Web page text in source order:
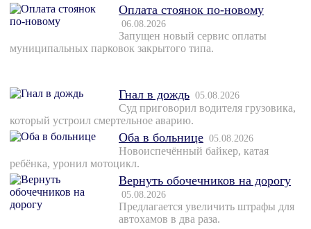
Оплата стоянок по-новому
06.08.2026
Запущен новый сервис оплаты
муниципальных парковок закрытого типа.
Гнал в дождь 05.08.2026
Суд приговорил водителя грузовика,
который устроил смертельное аварию.
Оба в больнице 05.08.2026
Новоиспечённый байкер, катая
ребёнка, уронил мотоцикл.
Вернуть обочечников на дорогу
05.08.2026
Предлагается увеличить штрафы для
автохамов в два раза.